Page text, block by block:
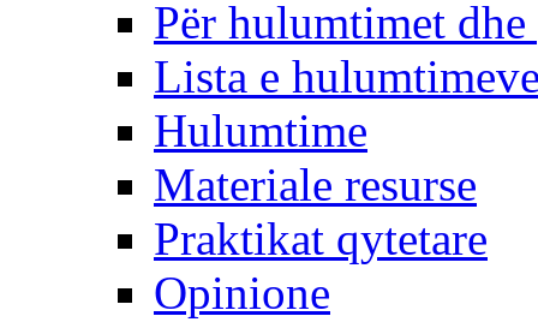
Për hulumtimet
Lista e
Hulumtime
Materiale resurse
Praktikat qytetare
Opinione